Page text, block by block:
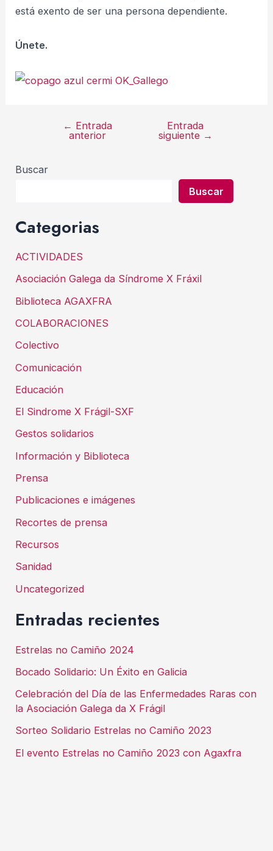
está exento de ser una persona dependiente.
Únete.
Navegación
entradas
← Entrada
anterior
Entrada
siguiente →
Buscar
Buscar
Categorias
ACTIVIDADES
Asociación Galega da Síndrome X Fráxil
Biblioteca AGAXFRA
COLABORACIONES
Colectivo
Comunicación
Educación
El Sindrome X Frágil-SXF
Gestos solidarios
Información y Biblioteca
Prensa
Publicaciones e imágenes
Recortes de prensa
Recursos
Sanidad
Uncategorized
Entradas recientes
Estrelas no Camiño 2024
Bocado Solidario: Un Éxito en Galicia
Celebración del Día de las Enfermedades Raras con
la Asociación Galega da X Frágil
Sorteo Solidario Estrelas no Camiño 2023
El evento Estrelas no Camiño 2023 con Agaxfra